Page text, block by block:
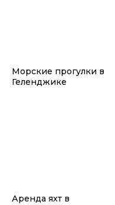
Морские прогулки в
Геленджике
Аренда яхт в